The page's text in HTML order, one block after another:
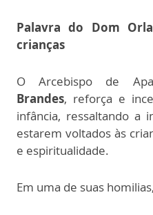
Palavra do Dom
crianças
O Arcebispo de
Brandes, reforça e
infância, ressaltando a
estarem voltados às
e espiritualidade.
Em uma de suas